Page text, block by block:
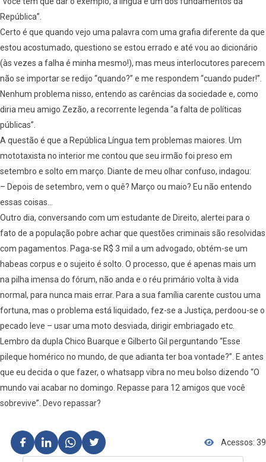
República”.
Certo é que quando vejo uma palavra com uma grafia diferente da que
estou acostumado, questiono se estou errado e até vou ao dicionário
(às vezes a falha é minha mesmo!), mas meus interlocutores parecem
não se importar se redijo “quando?” e me respondem “cuando puder!”.
Nenhum problema nisso, entendo as carências da sociedade e, como
diria meu amigo Zezão, a recorrente legenda “a falta de políticas
públicas”.
A questão é que a República Língua tem problemas maiores. Um
mototaxista no interior me contou que seu irmão foi preso em
setembro e solto em março. Diante de meu olhar confuso, indagou:
– Depois de setembro, vem o quê? Março ou maio? Eu não entendo
essas coisas…
Outro dia, conversando com um estudante de Direito, alertei para o
fato de a população pobre achar que questões criminais são resolvidas
com pagamentos. Paga-se R$ 3 mil a um advogado, obtém-se um
habeas corpus e o sujeito é solto. O processo, que é apenas mais um
na pilha imensa do fórum, não anda e o réu primário volta à vida
normal, para nunca mais errar. Para a sua família carente custou uma
fortuna, mas o problema está liquidado, fez-se a Justiça, perdoou-se o
pecado leve – usar uma moto desviada, dirigir embriagado etc.
Lembro da dupla Chico Buarque e Gilberto Gil perguntando “Esse
pileque homérico no mundo, de que adianta ter boa vontade?”. E antes
que eu decida o que fazer, o whatsapp vibra no meu bolso dizendo “O
mundo vai acabar no domingo. Repasse para 12 amigos que você
sobrevive”. Devo repassar?
Acessos: 39